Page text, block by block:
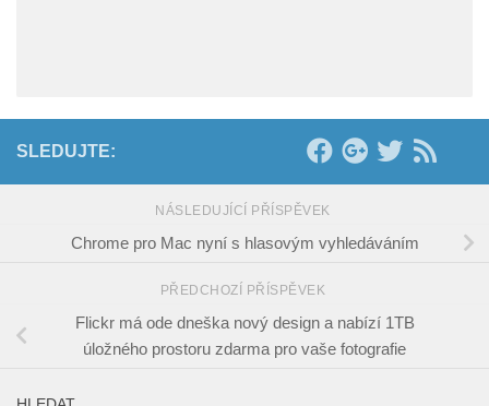
SLEDUJTE:
NÁSLEDUJÍCÍ PŘÍSPĚVEK
Chrome pro Mac nyní s hlasovým vyhledáváním
PŘEDCHOZÍ PŘÍSPĚVEK
Flickr má ode dneška nový design a nabízí 1TB
úložného prostoru zdarma pro vaše fotografie